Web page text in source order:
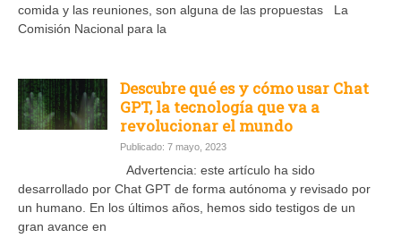
comida y las reuniones, son alguna de las propuestas La
Comisión Nacional para la
Descubre qué es y cómo usar Chat
GPT, la tecnología que va a
revolucionar el mundo
Publicado: 7 mayo, 2023
Advertencia: este artículo ha sido
desarrollado por Chat GPT de forma autónoma y revisado por
un humano. En los últimos años, hemos sido testigos de un
gran avance en